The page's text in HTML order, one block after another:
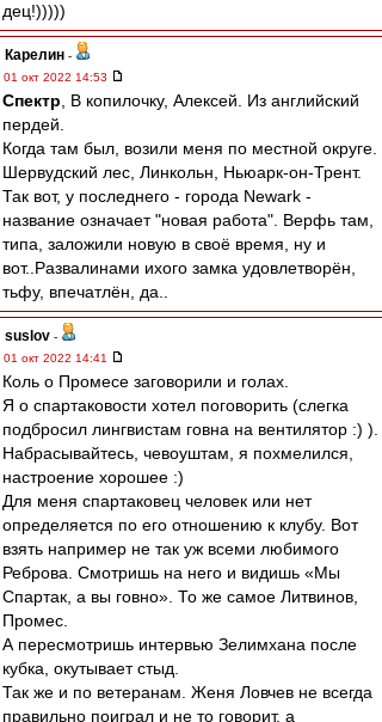
дец!)))))
Карелин -
01 окт 2022 14:53
Спектр , В копилочку, Алексей. Из английский
пердей.
Когда там был, возили меня по местной округе.
Шервудский лес, Линкольн, Ньюарк-он-Трент.
Так вот, у последнего - города Newark -
название означает "новая работа". Верфь там,
типа, заложили новую в своё время, ну и
вот..Развалинами ихого замка удовлетворён,
тьфу, впечатлён, да..
suslov -
01 окт 2022 14:41
Коль о Промесе заговорили и голах.
Я о спартаковости хотел поговорить (слегка
подбросил лингвистам говна на вентилятор :) ).
Набрасывайтесь, чевоуштам, я похмелился,
настроение хорошее :)
Для меня спартаковец человек или нет
определяется по его отношению к клубу. Вот
взять например не так уж всеми любимого
Реброва. Смотришь на него и видишь «Мы
Спартак, а вы говно». То же самое Литвинов,
Промес.
А пересмотришь интервью Зелимхана после
кубка, окутывает стыд.
Так же и по ветеранам. Женя Ловчев не всегда
правильно поиграл и не то говорит, а